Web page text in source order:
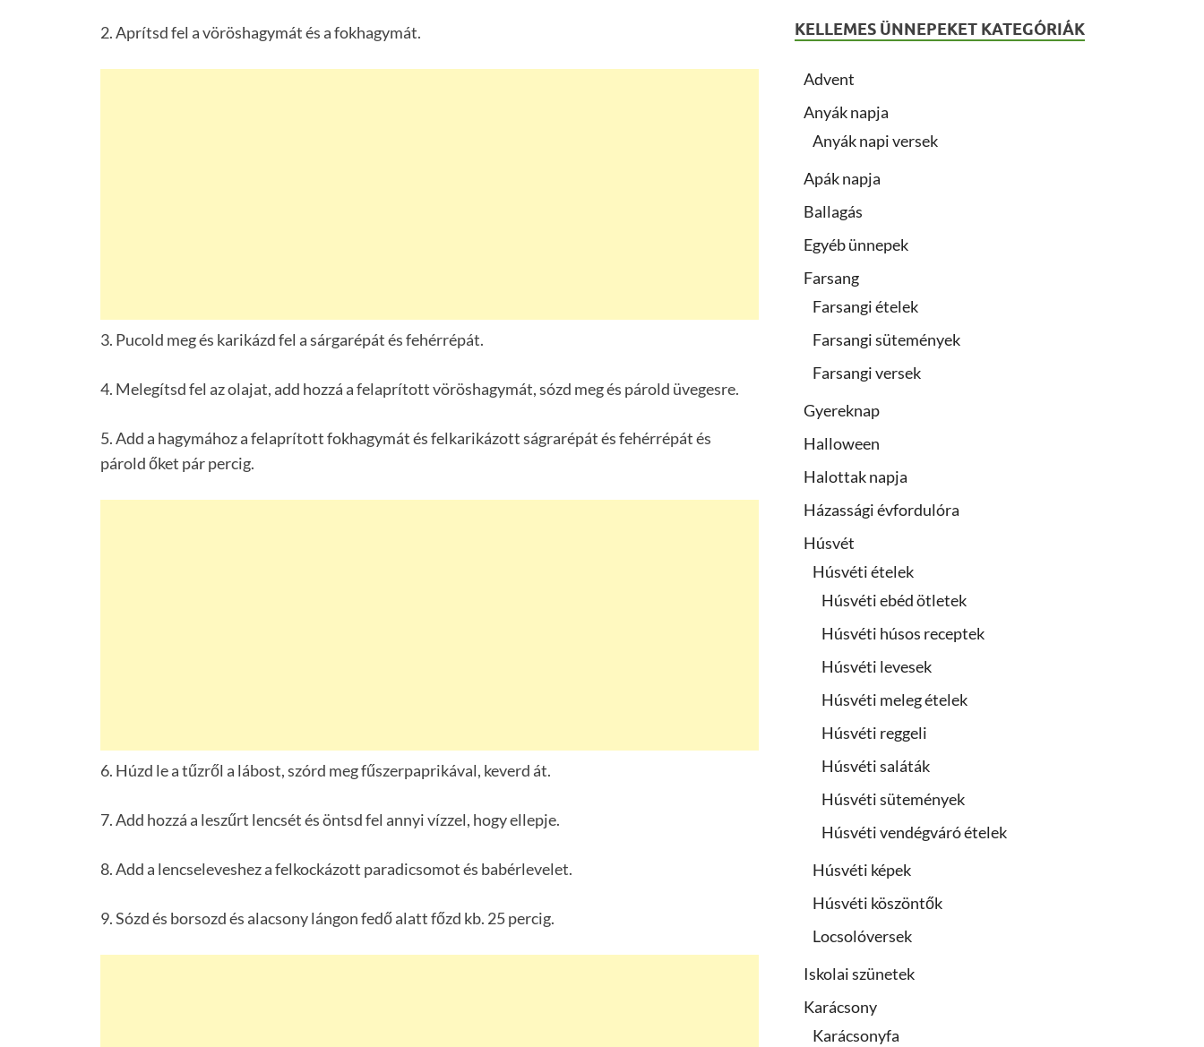
2. Aprítsd fel a vöröshagymát és a fokhagymát.
3. Pucold meg és karikázd fel a sárgarépát és fehérrépát.
4. Melegítsd fel az olajat, add hozzá a felaprított vöröshagymát, sózd meg és párold üvegesre.
5. Add a hagymához a felaprított fokhagymát és felkarikázott ságrarépát és fehérrépát és
párold őket pár percig.
6. Húzd le a tűzről a lábost, szórd meg fűszerpaprikával, keverd át.
7. Add hozzá a leszűrt lencsét és öntsd fel annyi vízzel, hogy ellepje.
8. Add a lencseleveshez a felkockázott paradicsomot és babérlevelet.
9. Sózd és borsozd és alacsony lángon fedő alatt főzd kb. 25 percig.
KELLEMES ÜNNEPEKET KATEGÓRIÁK
Advent
Anyák napja
Anyák napi versek
Apák napja
Ballagás
Egyéb ünnepek
Farsang
Farsangi ételek
Farsangi sütemények
Farsangi versek
Gyereknap
Halloween
Halottak napja
Házassági évfordulóra
Húsvét
Húsvéti ételek
Húsvéti ebéd ötletek
Húsvéti húsos receptek
Húsvéti levesek
Húsvéti meleg ételek
Húsvéti reggeli
Húsvéti saláták
Húsvéti sütemények
Húsvéti vendégváró ételek
Húsvéti képek
Húsvéti köszöntők
Locsolóversek
Iskolai szünetek
Karácsony
Karácsonyfa